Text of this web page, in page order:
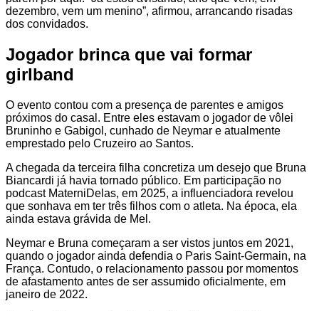
dezembro, vem um menino”, afirmou, arrancando risadas
dos convidados.
Jogador brinca que vai formar
girlband
O evento contou com a presença de parentes e amigos
próximos do casal. Entre eles estavam o jogador de vôlei
Bruninho e Gabigol, cunhado de Neymar e atualmente
emprestado pelo Cruzeiro ao Santos.
A chegada da terceira filha concretiza um desejo que Bruna
Biancardi já havia tornado público. Em participação no
podcast MaterniDelas, em 2025, a influenciadora revelou
que sonhava em ter três filhos com o atleta. Na época, ela
ainda estava grávida de Mel.
Neymar e Bruna começaram a ser vistos juntos em 2021,
quando o jogador ainda defendia o Paris Saint-Germain, na
França. Contudo, o relacionamento passou por momentos
de afastamento antes de ser assumido oficialmente, em
janeiro de 2022.